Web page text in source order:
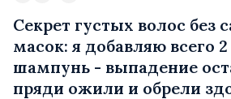
Секрет густых волос без
масок: я добавляю всего
шампунь - выпадение
пряди ожили и обрели